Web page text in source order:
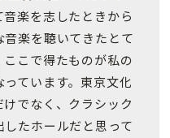
楽を志したときから
楽を聴いてきたとて
こで得たものが私の
ています。東京文化
でなく、クラシック
たホールだと思って